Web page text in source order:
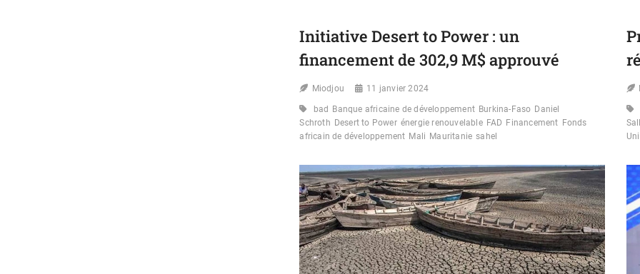
DE
DE
BAISSE
LA
CONTRACEPTION
MODERNE
Initiative Desert to Power : un
financement de 302,9 M$ approuvé
Miodjou 11 janvier 2024
bad Banque africaine de développement Burkina-Faso Daniel
Schroth Desert to Power énergie renouvelable FAD Financement Fonds
africain de développement Mali Mauritanie sahel
Sall
Uni